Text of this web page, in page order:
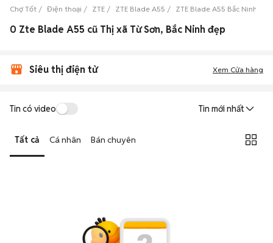
Chợ Tốt Điện thoại ZTE ZTE Blade A55 ZTE Blade A55 Bắc Ninh
0 Zte Blade A55 cũ Thị xã Từ Sơn, Bắc Ninh đẹp
Siêu thị điện tử Xem Cửa hàng
Tin có video Tin mới nhất
Tất cả Cá nhân Bán chuyên